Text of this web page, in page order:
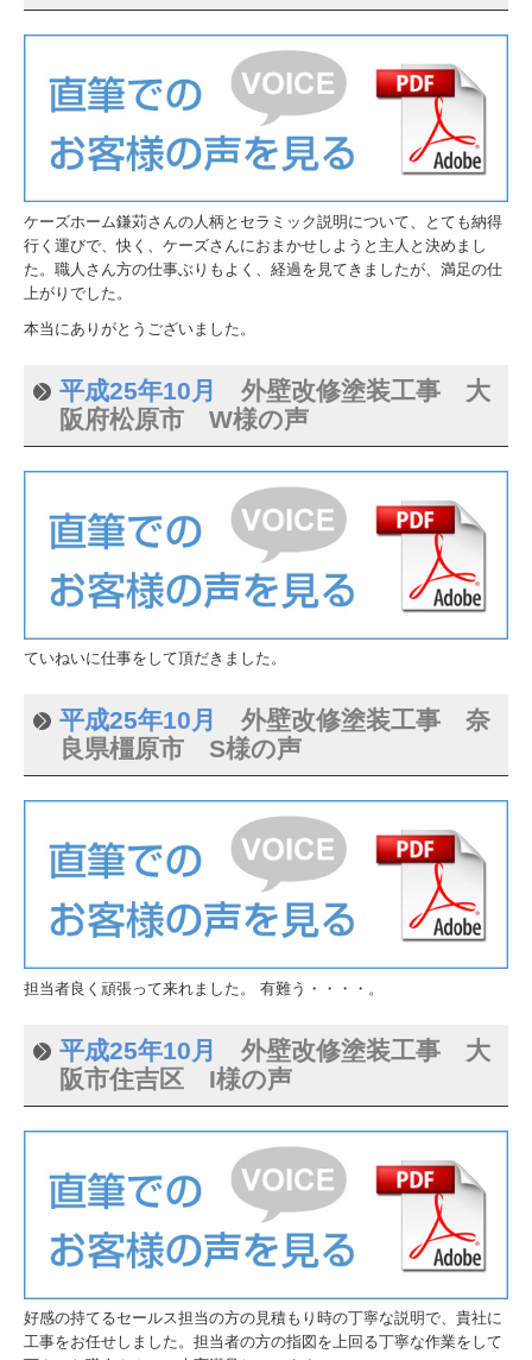
ケーズホーム鎌苅さんの人柄とセラミック説明について、とても納得
行く運びで、快く、ケーズさんにおまかせしようと主人と決めまし
た。職人さん方の仕事ぶりもよく、経過を見てきましたが、満足の仕
上がりでした。
本当にありがとうございました。
平成25年10月 外壁改修塗装工事 大
阪府松原市 W様の声
ていねいに仕事をして頂だきました。
平成25年10月 外壁改修塗装工事 奈
良県橿原市 S様の声
担当者良く頑張って来れました。 有難う・・・・。
平成25年10月 外壁改修塗装工事 大
阪市住吉区 I様の声
好感の持てるセールス担当の方の見積もり時の丁寧な説明で、貴社に
工事をお任せしました。担当者の方の指図を上回る丁寧な作業をして